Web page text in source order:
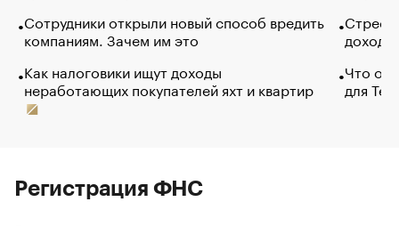
Сотрудники открыли новый способ вредить
компаниям. Зачем им это
Как налоговики ищут доходы
неработающих покупателей яхт и квартир
Что
для
Регистрация ФНС